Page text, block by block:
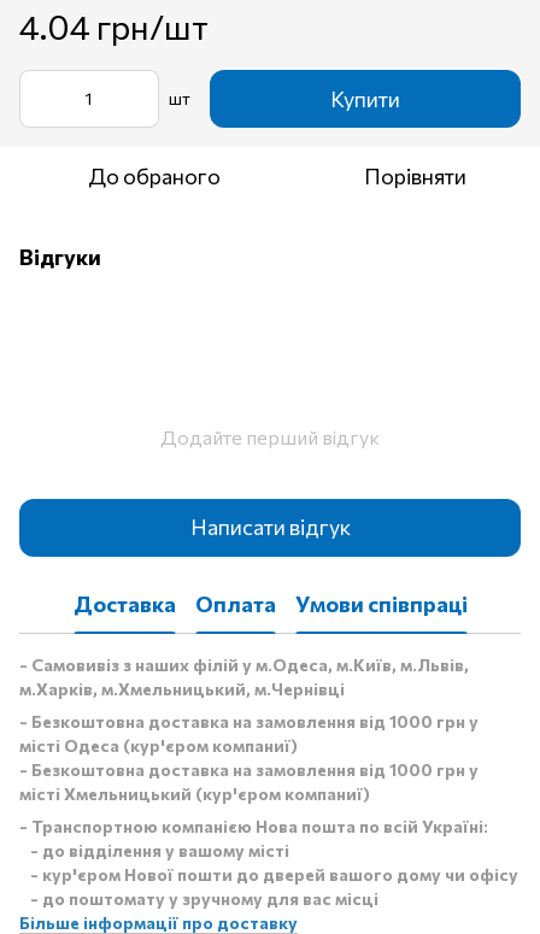
4.04 грн/шт
шт Купити
До обраного Порівняти
Відгуки
Додайте перший відгук
Написати відгук
Доставка Оплата Умови співпраці
- Самовивіз з наших філій у м.Одеса, м.Київ, м.Львів,
м.Харків, м.Хмельницький, м.Чернівці
- Безкоштовна доставка на замовлення від 1000 грн у
місті Одеса (кур'єром компаниї)
- Безкоштовна доставка на замовлення від 1000 грн у
місті Хмельницький (кур'єром компаниї)
- Транспортною компанією Нова пошта по всій Україні:
- до відділення у вашому місті
- кур'єром Нової пошти до дверей вашого дому чи офісу
- до поштомату у зручному для вас місці
Більше інформації про доставку